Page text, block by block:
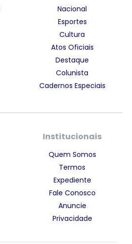
Nacional
Esportes
Cultura
Atos Oficiais
Destaque
Colunista
Cadernos Especiais
Institucionais
Quem Somos
Termos
Expediente
Fale Conosco
Anuncie
Privacidade